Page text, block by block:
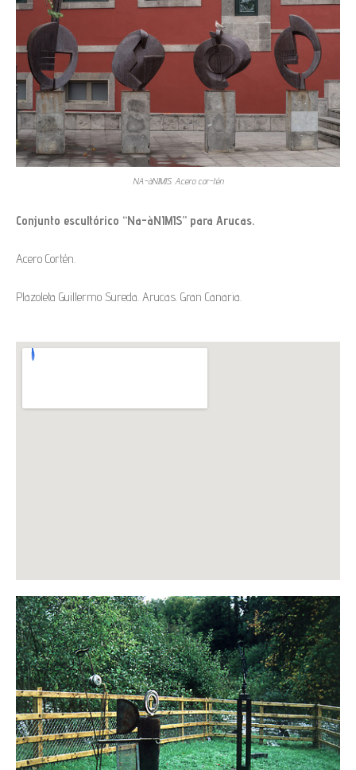
NA-àNIMIS. Acero cor-tén
Conjunto escultórico “Na-àNIMIS” para Arucas.
Acero Cortén.
Plazoleta Guillermo Sureda. Arucas. Gran Canaria.